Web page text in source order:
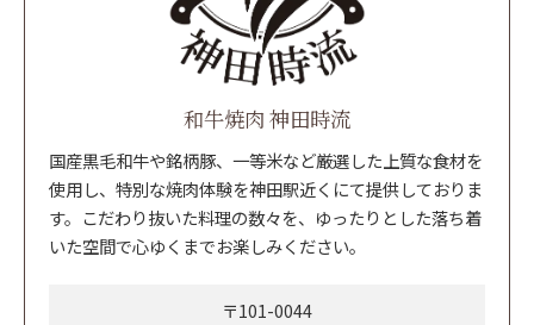
和牛焼肉 神田時流
国産黒毛和牛や銘柄豚、一等米など厳選した上質な食材を
使用し、特別な焼肉体験を神田駅近くにて提供しておりま
す。こだわり抜いた料理の数々を、ゆったりとした落ち着
いた空間で心ゆくまでお楽しみください。
〒101-0044